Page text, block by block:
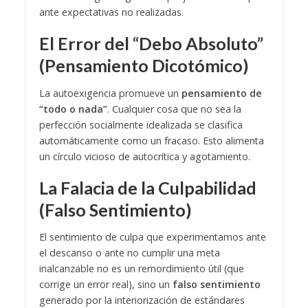
ante expectativas no realizadas.
El Error del “Debo Absoluto”
(Pensamiento Dicotómico)
La autoexigencia promueve un pensamiento de
“todo o nada”. Cualquier cosa que no sea la
perfección socialmente idealizada se clasifica
automáticamente como un fracaso. Esto alimenta
un círculo vicioso de autocrítica y agotamiento.
La Falacia de la Culpabilidad
(Falso Sentimiento)
El sentimiento de culpa que experimentamos ante
el descanso o ante no cumplir una meta
inalcanzable no es un remordimiento útil (que
corrige un error real), sino un falso sentimiento
generado por la interiorización de estándares